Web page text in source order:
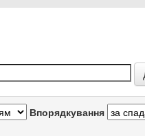
Впорядкування